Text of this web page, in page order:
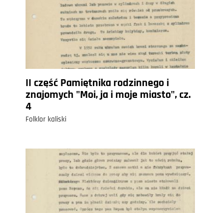
II część Pamiętnika rodzinnego i
znajomych "Moi, ja i moje miasto", cz.
4
Folklor kaliski